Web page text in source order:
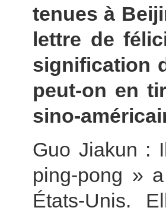
tenues à
lettre de
signification
peut-on en
sino-
Guo Jiakun :
ping-pong »
États-Unis.